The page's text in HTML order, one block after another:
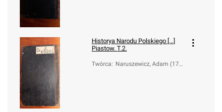
Historya Narodu Polskiego [...]
Piastow. T.2.
Twórca: Naruszewicz, Adam (173